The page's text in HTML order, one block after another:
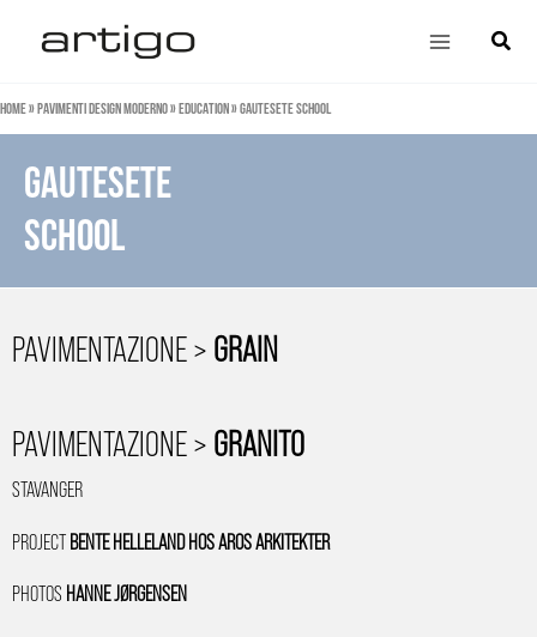
contenuto
Main
Cerca
Home»Pavimenti design moderno»Education»Gautesete School
GAUTESETE
SCHOOL
PAVIMENTAZIONE >GRAIN
PAVIMENTAZIONE >GRANITO
STAVANGER
PROJECTBENTE HELLELAND HOS AROS ARKITEKTER
PHOTOS HANNE JØRGENSEN